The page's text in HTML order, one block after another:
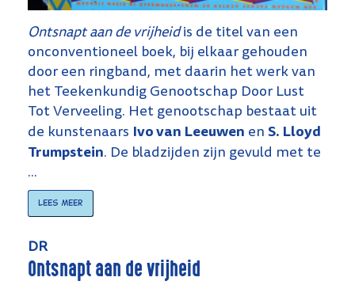
Ontsnapt aan de vrijheidis de titel van een
onconventioneel boek, bij elkaar gehouden
door een ringband, met daarin het werk van
het Teekenkundig Genootschap Door Lust
Tot Verveeling. Het genootschap bestaat uit
de kunstenaars Ivo van Leeuwen en S. Lloyd
Trumpstein. De bladzijden zijn gevuld met te
...
Lees meer
DR
Ontsnapt aan de vrijheid